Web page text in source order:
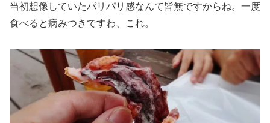
当初想像していたパリパリ感なんて皆無ですからね。一度
食べると病みつきですわ、これ。